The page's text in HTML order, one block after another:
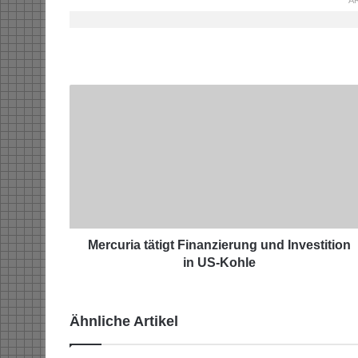
t
t
F
i
Mercuria tätigt Finanzierung und Investition
in US-Kohle
Ähnliche Artikel